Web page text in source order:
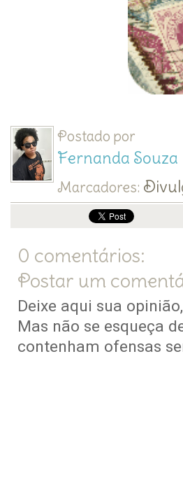
Postado por
Fernanda Souza
Marcadores:
0 comentários:
Postar um
Deixe aqui sua
Mas não se esqueça
contenham ofensas